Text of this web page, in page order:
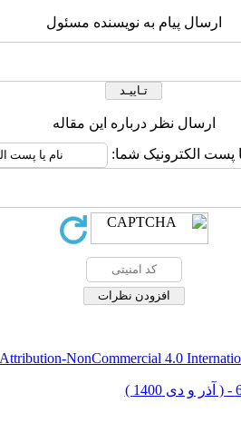
ارسال پیام به نویسنده مسئول
ارسال نظر درباره این مقاله
پست الکترونیک شما:
NonCommercial 4.0